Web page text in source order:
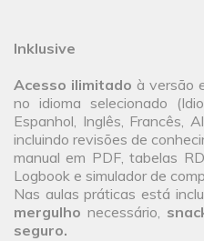
Inklusive
Acesso ilimitado à versão
no idioma selecionado
Espanhol, Inglês, Francês,
incluindo revisões de
manual em PDF, tabelas
Logbook e simulador de
Nas aulas práticas está
mergulho necessário,
seguro.